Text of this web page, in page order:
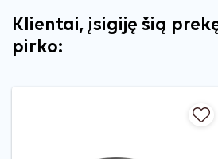
Klientai, įsigiję šią
pirko: